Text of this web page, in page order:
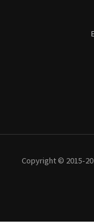
Copyright © 2015-